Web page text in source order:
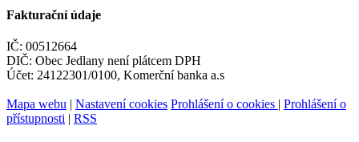
Fakturační údaje
IČ: 00512664
DIČ: Obec Jedlany není plátcem DPH
Účet: 24122301/0100, Komerční banka a.s
Mapa webu | Nastavení cookies Prohlášení o cookies | Prohlášení o
přístupnosti | RSS